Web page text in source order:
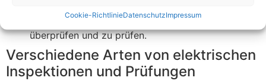
Cookie-RichtlinieDatenschutzImpressum
verfügen, um Ihre elektrischen Anlagen effektiv zu
überprüfen und zu prüfen.
Verschiedene Arten von elektrischen
Inspektionen und Prüfungen